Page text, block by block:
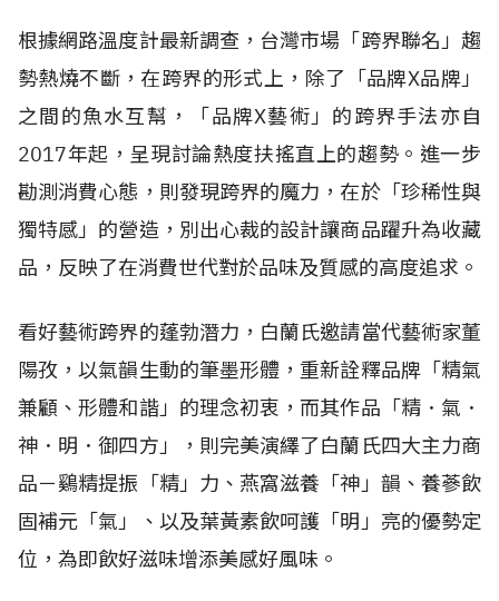
根據網路溫度計最新調查，台灣市場「跨界聯名」趨
勢熱燒不斷，在跨界的形式上，除了「品牌X品牌」
之間的魚水互幫，「品牌X藝術」的跨界手法亦自
2017年起，呈現討論熱度扶搖直上的趨勢。進一步
勘測消費心態，則發現跨界的魔力，在於「珍稀性與
獨特感」的營造，別出心裁的設計讓商品躍升為收藏
品，反映了在消費世代對於品味及質感的高度追求。
看好藝術跨界的蓬勃潛力，白蘭氏邀請當代藝術家董
陽孜，以氣韻生動的筆墨形體，重新詮釋品牌「精氣
兼顧、形體和諧」的理念初衷，而其作品「精．氣．
神．明．御四方」，則完美演繹了白蘭氏四大主力商
品－鷄精提振「精」力、燕窩滋養「神」韻、養蔘飲
固補元「氣」、以及葉黃素飲呵護「明」亮的優勢定
位，為即飲好滋味增添美感好風味。